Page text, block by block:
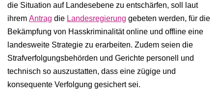
die Situation auf Landesebene zu entschärfen, soll laut
ihrem Antrag die Landesregierung gebeten werden, für die
Bekämpfung von Hasskriminalität online und offline eine
landesweite Strategie zu erarbeiten. Zudem seien die
Strafverfolgungsbehörden und Gerichte personell und
technisch so auszustatten, dass eine zügige und
konsequente Verfolgung gesichert sei.